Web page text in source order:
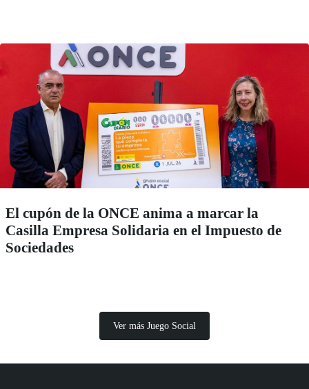
El cupón de la ONCE anima a marcar la
Casilla Empresa Solidaria en el Impuesto de
Sociedades
Ver más Juego Social